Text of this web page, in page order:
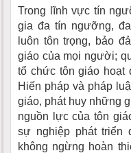
Trong lĩnh vực tín
gia đa tín ngưỡng,
luôn tôn trọng, bảo
giáo của mọi người;
tổ chức tôn giáo hoạt
Hiến pháp và pháp
giáo, phát huy những
nguồn lực của tôn
sự nghiệp phát triển
không ngừng hoàn